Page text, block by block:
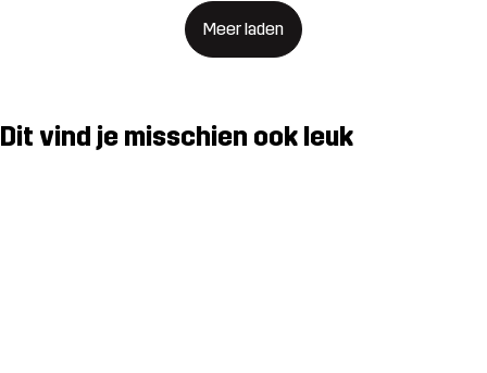
Meer laden
Dit vind je misschien ook leuk